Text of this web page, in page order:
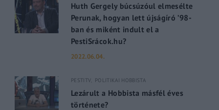
Huth Gergely búcsúzóul elmesélte
Perunak, hogyan lett újságíró ’98-
ban és miként indult el a
PestiSrácok.hu?
2022.06.04.
PESTITV POLITIKAI HOBBISTA
Lezárult a Hobbista másfél éves
története?